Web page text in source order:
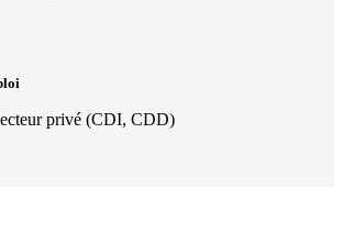
privé (CDI, CDD)